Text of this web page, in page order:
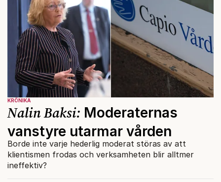
KRÖNIKA
Nalin Baksi: Moderaternas
vanstyre utarmar vården
Borde inte varje hederlig moderat störas av att
klientismen frodas och verksamheten blir alltmer
ineffektiv?